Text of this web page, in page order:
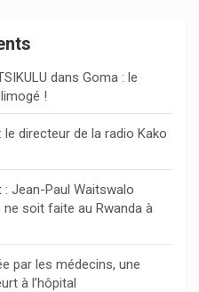
dans Goma : le
!
le directeur de la radio Kako
: Jean-Paul Waitswalo
soit faite au Rwanda à
par les médecins, une
à l’hôpital